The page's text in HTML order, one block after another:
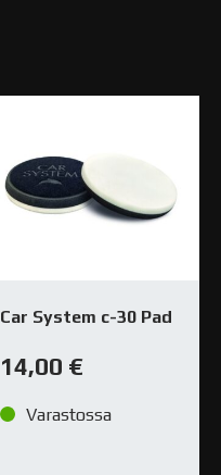
Car System c-30 Pad
14,00 €
Varastossa